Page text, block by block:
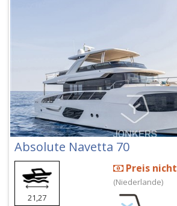
Absolute Navetta 70
21,27
Preis
(Niederlande)